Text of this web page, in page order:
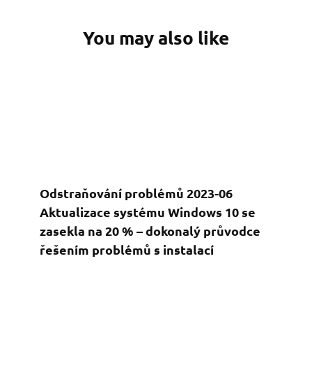
You may also like
Odstraňování problémů 2023-06
Aktualizace systému Windows 10 se
zasekla na 20 % – dokonalý průvodce
řešením problémů s instalací